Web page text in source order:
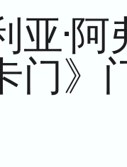
亚·阿
门》